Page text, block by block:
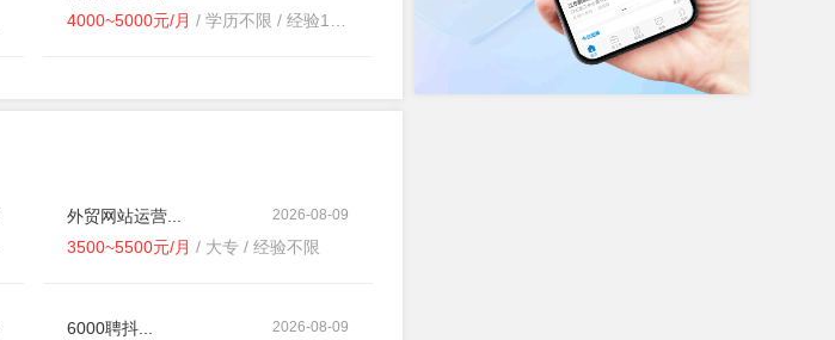
4000~5000元/月 / 学历不限 / 经验1-3年
2026-08-09
外贸网站运营...
3500~5500元/月 / 大专 / 经验不限
2026-08-09
6000聘抖...